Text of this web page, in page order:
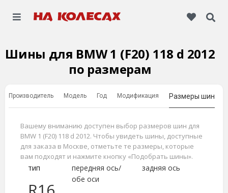
Шины для BMW 1 (F20) 118 d 2012
по размерам
Производитель Модель Год Модификация Размеры шин
Вашему вниманию доступен выбор размеров шин для
BMW 1 (F20) 118 d 2012. Чтобы увидеть шины, доступные
для заказа в Москве, отметьте те размеры, которые
вам подходят и нажмите кнопку «Подобрать шины».
тип
передняя ось/
обе оси
задняя ось